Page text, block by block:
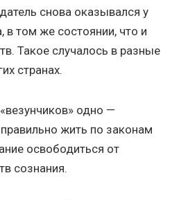
снова оказывался у
в том же состоянии, что и
Такое случалось в разные
странах.
одно —
жить по законам
освободиться от
сознания.